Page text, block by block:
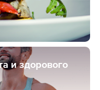
и здорового